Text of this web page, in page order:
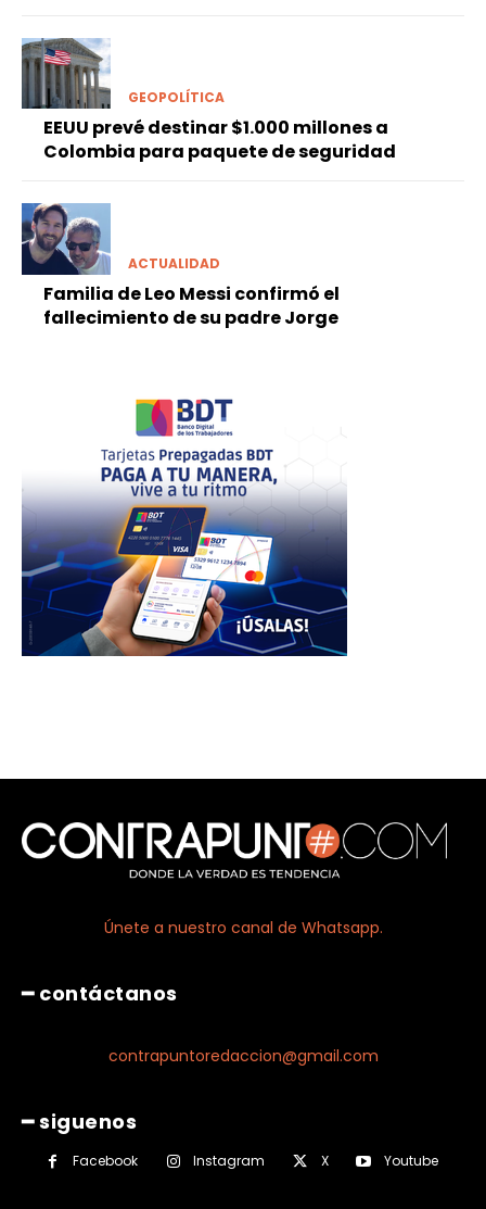
GEOPOLÍTICA
EEUU prevé destinar $1.000 millones a
Colombia para paquete de seguridad
ACTUALIDAD
Familia de Leo Messi confirmó el
fallecimiento de su padre Jorge
Únete a nuestro canal de Whatsapp.
━ contáctanos
contrapuntoredaccion@gmail.com
━ siguenos
Facebook Instagram X Youtube